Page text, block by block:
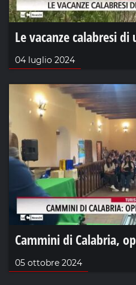
Le vacanze calabresi
04 luglio 2024
Cammini di Calabria,
05 ottobre 2024